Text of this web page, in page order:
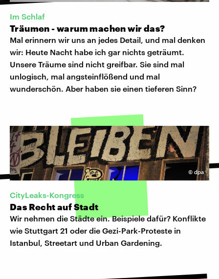
Im Schlaf
Träumen - warum machen wir das?
Mal erinnern wir uns an jedes Detail, und mal denken
wir: Heute Nacht habe ich gar nichts geträumt.
Unsere Träume sind nicht greifbar. Sie sind mal
unlogisch, mal angsteinflößend und mal
wunderschön. Aber haben sie einen tieferen Sinn?
© dpa
CityLeaks-Kongress
Das Recht auf Stadt
Wir nehmen die Städte ein. Beispiele dafür? Konflikte
wie Stuttgart 21 oder die Gezi-Park-Proteste in
Istanbul, Streetart und Urban Gardening.